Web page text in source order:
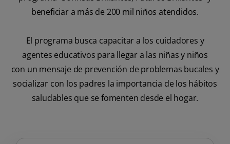
beneficiar a más de 200 mil niños atendidos.
El programa busca capacitar a los cuidadores y
agentes educativos para llegar a las niñas y niños
con un mensaje de prevención de problemas bucales y
socializar con los padres la importancia de los hábitos
saludables que se fomenten desde el hogar.